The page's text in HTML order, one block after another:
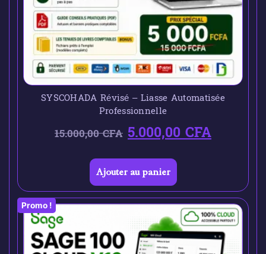
SYSCOHADA Révisé – Liasse Automatisée
Professionnelle
15.000,00CFA 5.000,00CFA
Ajouter au panier
Promo !